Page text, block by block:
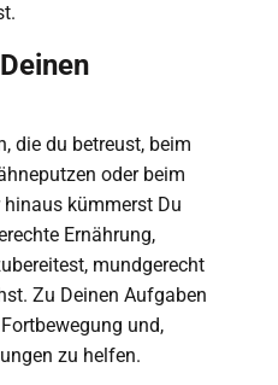
die du betreust, beim
oder beim
kümmerst Du
Ernährung,
mundgerecht
Zu Deinen Aufgaben
und,
zu helfen.